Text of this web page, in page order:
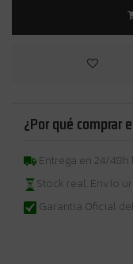
¿Por qué comprar
Entrega en 24/
Stock real. Envío
Garantia Oficial